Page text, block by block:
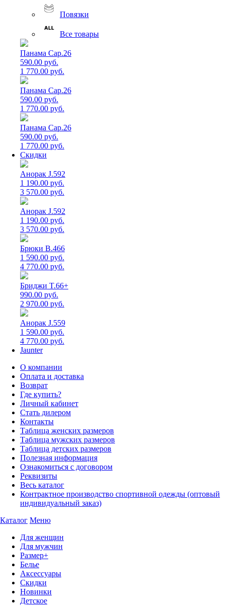
Повязки
Все товары
Панама Cap.26
590.00 руб.
1 770.00 руб.
Панама Cap.26
590.00 руб.
1 770.00 руб.
Панама Cap.26
590.00 руб.
1 770.00 руб.
Скидки
Анорак J.592
1 190.00 руб.
3 570.00 руб.
Анорак J.592
1 190.00 руб.
3 570.00 руб.
Брюки B.466
1 590.00 руб.
4 770.00 руб.
Бриджи T.66+
990.00 руб.
2 970.00 руб.
Анорак J.559
1 590.00 руб.
4 770.00 руб.
Jaunter
О компании
Оплата и доставка
Возврат
Где купить?
Личный кабинет
Стать дилером
Контакты
Таблица женских размеров
Таблица мужских размеров
Таблица детских размеров
Полезная информация
Ознакомиться с договором
Реквизиты
Весь каталог
Контрактное производство спортивной одежды (оптовый
индивидуальный заказ)
Каталог Меню
Для женщин
Для мужчин
Размер+
Белье
Аксессуары
Скидки
Новинки
Детское